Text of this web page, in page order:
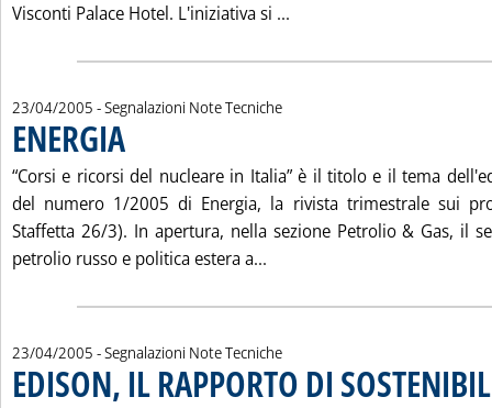
Visconti Palace Hotel. L'iniziativa si ...
23/04/2005 - Segnalazioni Note Tecniche
ENERGIA
“Corsi e ricorsi del nucleare in Italia” è il titolo e il tema
del numero 1/2005 di Energia, la rivista trimestrale sui
Staffetta 26/3). In apertura, nella sezione Petrolio & Gas, il
petrolio russo e politica estera a...
23/04/2005 - Segnalazioni Note Tecniche
EDISON, IL RAPPORTO DI